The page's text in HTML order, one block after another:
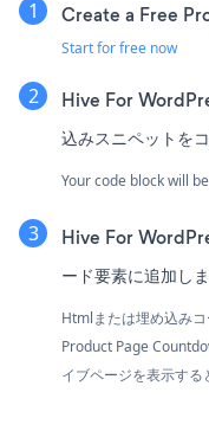
Create a Free
Start for free now
Hive For
込みスニペットを
Your code block will
Hive For
ード要素に追加し
Htmlまたは埋め込み
Product Page
イブページを表示す